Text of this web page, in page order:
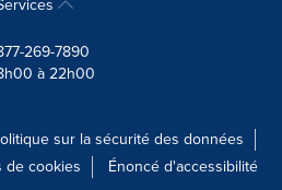
269-7890
à 22h00
sur la sécurité des données
de cookies Énoncé d'accessibilité